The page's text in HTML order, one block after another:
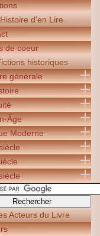
Histoire d'en Lire
de coeur
historiques
générale
Âge
Moderne
Acteurs du Livre